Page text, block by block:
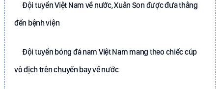
Đội tuyển Việt Nam về nước, Xuân Son được đưa thẳng
đến bệnh viện
Đội tuyển bóng đá nam Việt Nam mang theo chiếc cúp
vô địch trên chuyến bay về nước